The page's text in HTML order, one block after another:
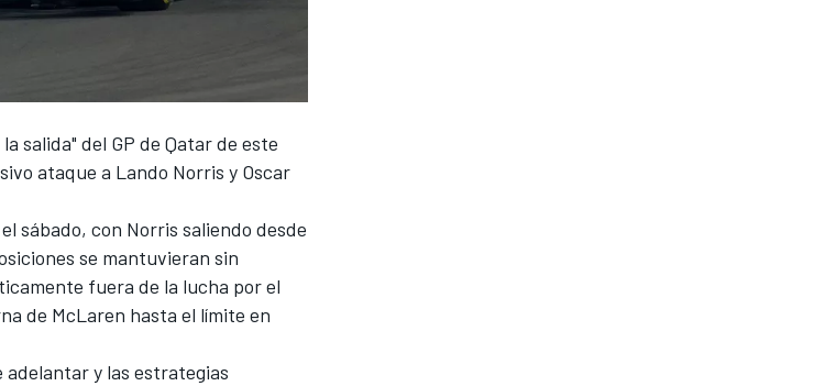
salida" del GP de Qatar de este
ataque a Lando Norris y Oscar
sábado, con Norris saliendo desde
se mantuvieran sin
fuera de la lucha por el
de McLaren hasta el límite en
adelantar y las estrategias